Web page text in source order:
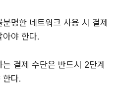
명한 네트워크 사용 시 결제
아야 한다.
결제 수단은 반드시 2단계
한다.